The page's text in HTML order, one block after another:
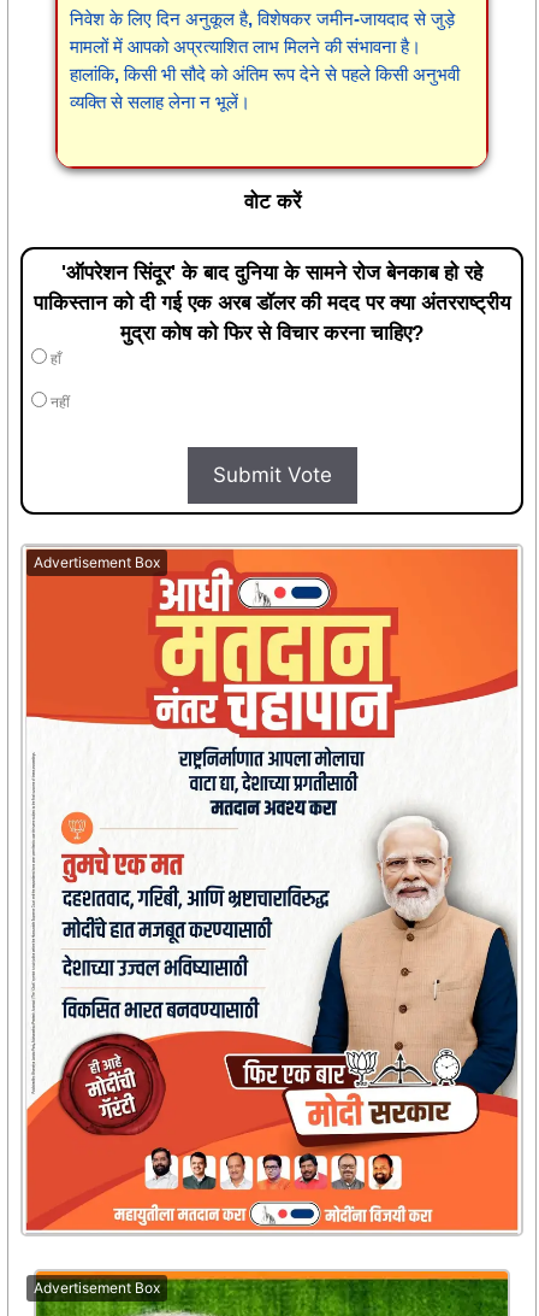
निवेश के लिए दिन अनुकूल है, विशेषकर जमीन-जायदाद से जुड़े
मामलों में आपको अप्रत्याशित लाभ मिलने की संभावना है।
हालांकि, किसी भी सौदे को अंतिम रूप देने से पहले किसी अनुभवी
व्यक्ति से सलाह लेना न भूलें।
वोट करें
'ऑपरेशन सिंदूर' के बाद दुनिया के सामने रोज बेनकाब हो रहे
पाकिस्तान को दी गई एक अरब डॉलर की मदद पर क्या अंतरराष्ट्रीय
मुद्रा कोष को फिर से विचार करना चाहिए?
हाँ
नहीं
Submit Vote
Advertisement Box
Advertisement Box